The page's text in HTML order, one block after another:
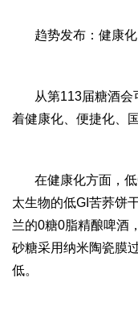
趋势发布：健康
从第113届糖酒
着健康化、便捷化、
在健康化方面，
太生物的低GI苦荞饼
兰的0糖0脂精酿啤酒
砂糖采用纳米陶瓷膜
低。